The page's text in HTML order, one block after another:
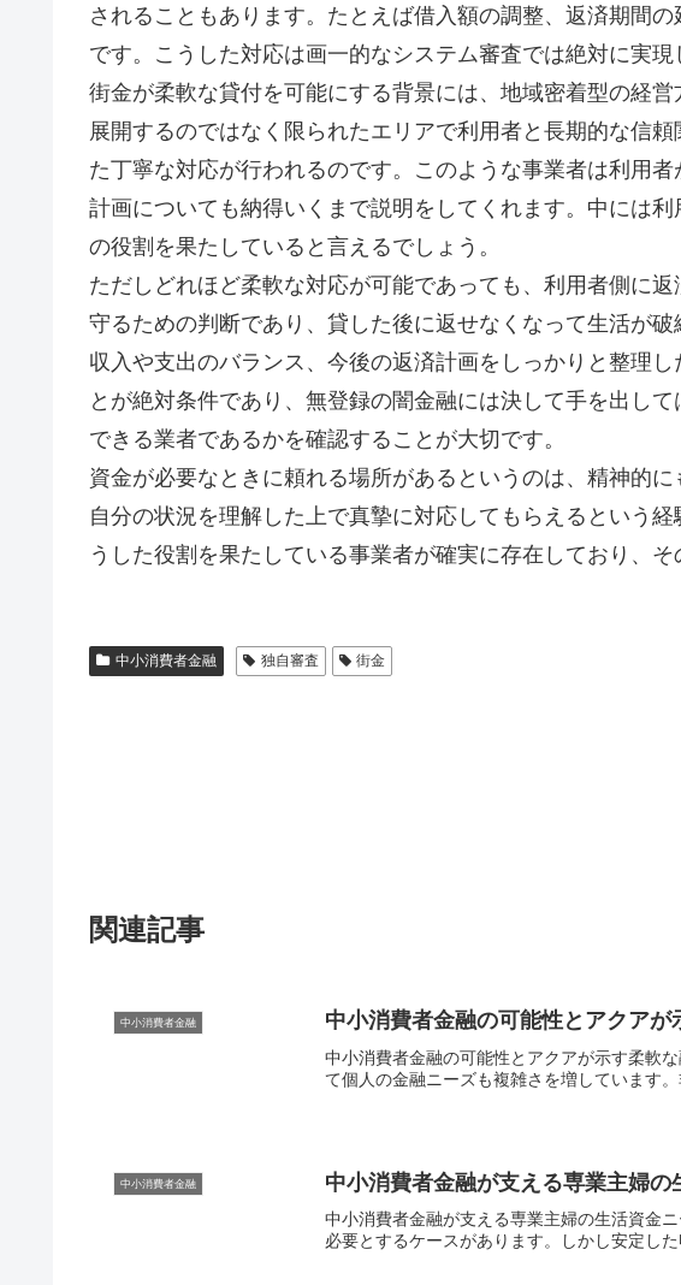
されることもあります。たとえば借入額の調整、返済期間
です。こうした対応は画一的なシステム審査では絶対に実
街金が柔軟な貸付を可能にする背景には、地域密着型の経
展開するのではなく限られたエリアで利用者と長期的な信
た丁寧な対応が行われるのです。このような事業者は利用
計画についても納得いくまで説明をしてくれます。中には
の役割を果たしていると言えるでしょう。
ただしどれほど柔軟な対応が可能であっても、利用者側に
守るための判断であり、貸した後に返せなくなって生活が
収入や支出のバランス、今後の返済計画をしっかりと整理
とが絶対条件であり、無登録の闇金融には決して手を出し
できる業者であるかを確認することが大切です。
資金が必要なときに頼れる場所があるというのは、精神的
自分の状況を理解した上で真摯に対応してもらえるという
うした役割を果たしている事業者が確実に存在しており、
中小消費者金融 独自審査 街金
関連記事
中小消費者金融 中小消費者金融の可能性とアクアが
中小消費者金融の可能性とアクアが示す柔軟
て個人の金融ニーズも複雑さを増しています
中小消費者金融 中小消費者金融が支える専業主婦
中小消費者金融が支える専業主婦の生活資金
必要とするケースがあります。しかし安定し